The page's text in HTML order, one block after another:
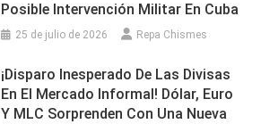
Posible Intervención Militar En Cuba
25 de julio de 2026 Repa Chismes
¡Disparo Inesperado De Las Divisas
En El Mercado Informal! Dólar, Euro
Y MLC Sorprenden Con Una Nueva